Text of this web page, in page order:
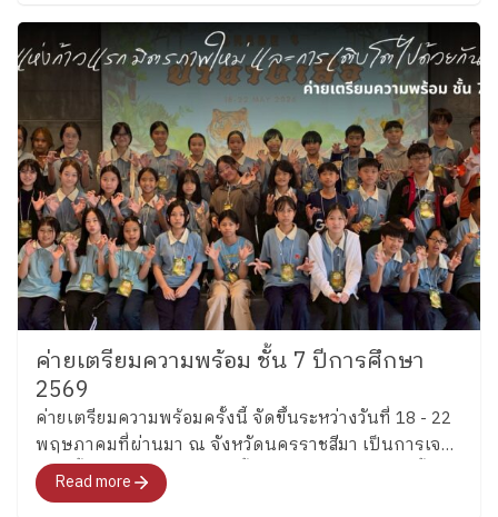
ค่ายเตรียมความพร้อม ชั้น 7 ปีการศึกษา
2569
ค่ายเตรียมความพร้อมครั้งนี้ จัดขึ้นระหว่างวันที่ 18 - 22
พฤษภาคมที่ผ่านมา ณ จังหวัดนครราชสีมา เป็นการเจอ
กันครั้งแรกระหว่างเด็ก ๆ ชั้น 7 และคุณครูประจำชั้น
บรรยากาศเเต็มไปด้วยความตื่นเต้นและเรื่องราวใหม่ ๆ
Read more